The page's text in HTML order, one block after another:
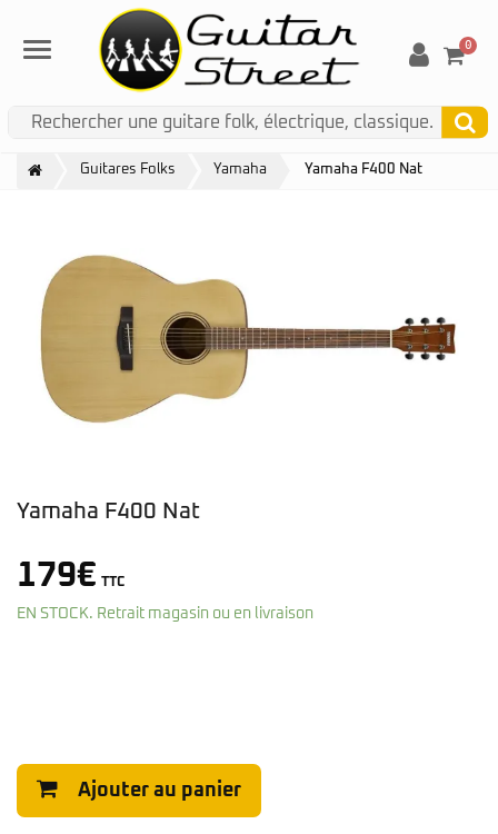
Menu 0
Guitares Folks Yamaha Yamaha F400 Nat
Yamaha F400 Nat
179€ TTC
EN STOCK. Retrait magasin ou en livraison
Ajouter au panier